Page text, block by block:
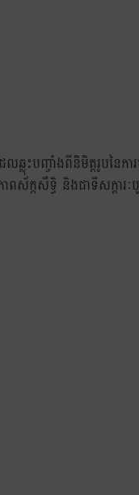
បញ្ចាំងពីនិមិត្តរូបនៃកា
កសឹទិ្ធ និងជាទីសក្តារៈ